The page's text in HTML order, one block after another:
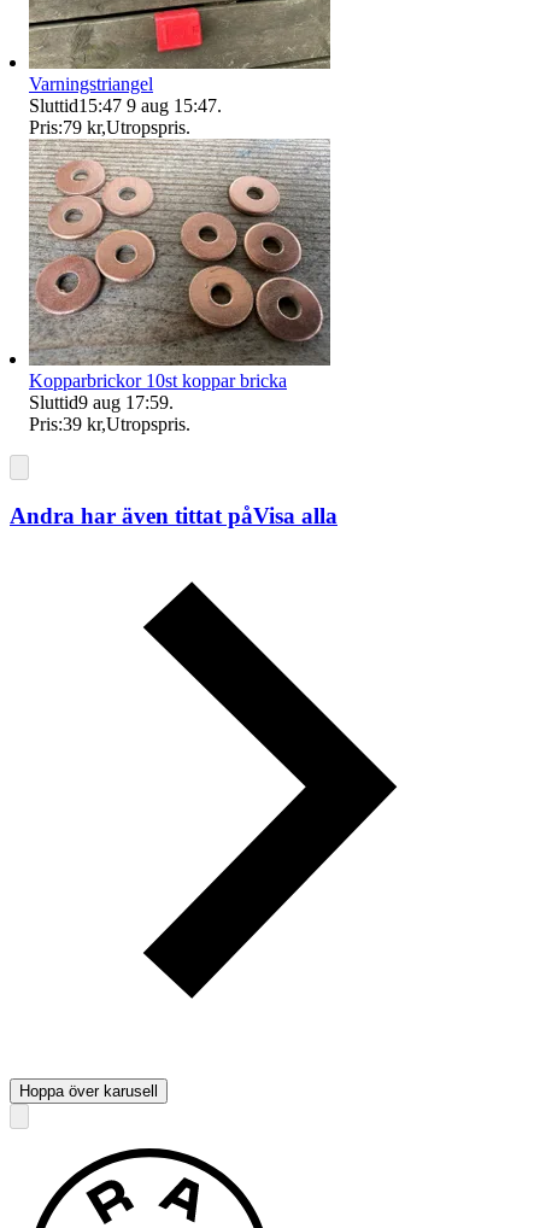
Varningstriangel
Sluttid15:47 9 aug 15:47.
Pris:79 kr,Utropspris.
Kopparbrickor 10st koppar bricka
Sluttid9 aug 17:59.
Pris:39 kr,Utropspris.
Andra har även tittat påVisa alla
Hoppa över karusell